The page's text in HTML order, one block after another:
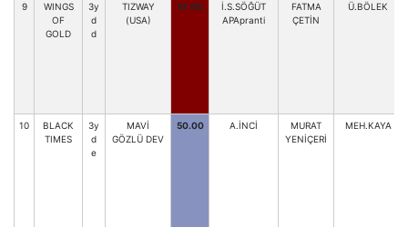
9
WINGS
OF
GOLD
3y
d
d
TIZWAY
(USA)
51.00
İ.S.SÖĞÜT
APApranti
FATMA
ÇETİN
Ü.BÖLEK
10
BLACK
TIMES
3y
d
e
MAVİ
GÖZLÜ DEV
50.00 A.İNCİ
MURAT
YENİÇERİ
MEH.KAYA